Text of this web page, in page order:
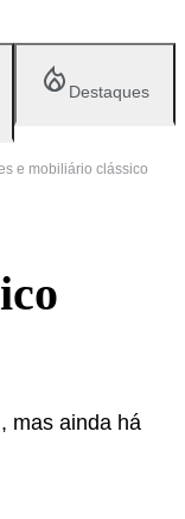
Destaques
e mobiliário clássico
mas ainda há